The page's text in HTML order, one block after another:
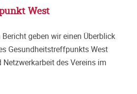
West
geben wir einen Überblick
Gesundheitstreffpunkts West
des Vereins im